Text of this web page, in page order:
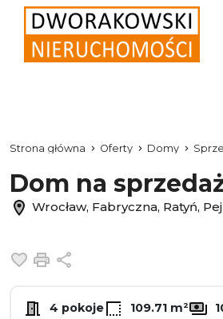
Strona główna Oferty Domy
Dom na
Wrocław, Fabryczna, Ratyń,
Dodaj do ulubionych
Drukuj
4 pokoje 109.71 m²